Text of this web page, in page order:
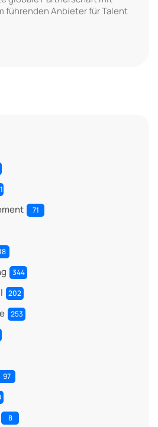
führenden Anbieter für Talent
71
344
202
253
97
8